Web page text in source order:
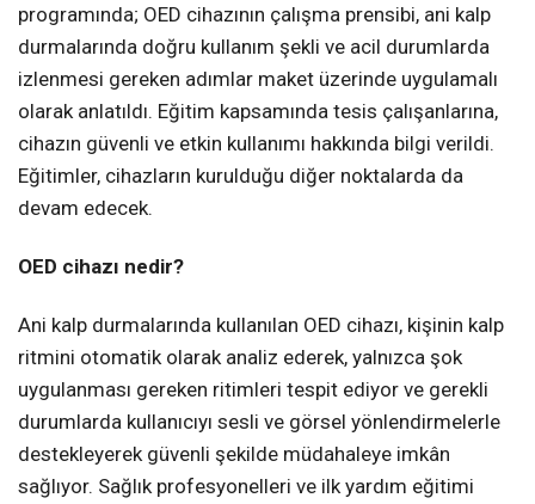
programında; OED cihazının çalışma prensibi, ani kalp
durmalarında doğru kullanım şekli ve acil durumlarda
izlenmesi gereken adımlar maket üzerinde uygulamalı
olarak anlatıldı. Eğitim kapsamında tesis çalışanlarına,
cihazın güvenli ve etkin kullanımı hakkında bilgi verildi.
Eğitimler, cihazların kurulduğu diğer noktalarda da
devam edecek.
OED cihazı nedir?
Ani kalp durmalarında kullanılan OED cihazı, kişinin kalp
ritmini otomatik olarak analiz ederek, yalnızca şok
uygulanması gereken ritimleri tespit ediyor ve gerekli
durumlarda kullanıcıyı sesli ve görsel yönlendirmelerle
destekleyerek güvenli şekilde müdahaleye imkân
sağlıyor. Sağlık profesyonelleri ve ilk yardım eğitimi